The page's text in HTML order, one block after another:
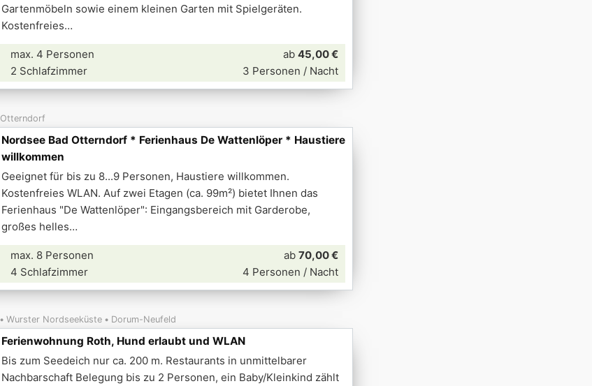
Gartenmöbeln sowie einem kleinen Garten mit Spielgeräten.
Kostenfreies
max. 4 Personen
2 Schlafzimmer
ab 45,00 €
3 Personen / Nacht
Otterndorf
Nordsee Bad Otterndorf * Ferienhaus De Wattenlöper * Haustiere
willkommen
Geeignet für bis zu 8...9 Personen, Haustiere willkommen.
Kostenfreies WLAN. Auf zwei Etagen (ca. 99m²) bietet Ihnen das
Ferienhaus "De Wattenlöper": Eingangsbereich mit Garderobe,
großes helles
max. 8 Personen
4 Schlafzimmer
ab 70,00 €
4 Personen / Nacht
Wurster Nordseeküste Dorum-Neufeld
Ferienwohnung Roth, Hund erlaubt und WLAN
Bis zum Seedeich nur ca. 200 m. Restaurants in unmittelbarer
Nachbarschaft Belegung bis zu 2 Personen, ein Baby/Kleinkind zählt